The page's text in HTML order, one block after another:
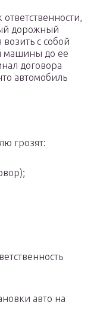
дорожный
с собой
машины до ее
договора
автомобиль
грозят:
авто на